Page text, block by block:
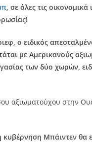
, σε όλες τις
ο ειδικός
με Aμερικανούς
των δύο χωρών,
αξιωματούχου στην
Μπάιντεν θα